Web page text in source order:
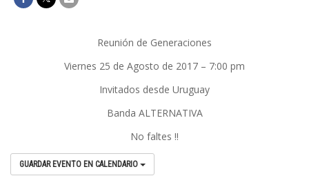
Reunión de Generaciones
Viernes 25 de Agosto de 2017 – 7:00 pm
Invitados desde Uruguay
Banda ALTERNATIVA
No faltes !!
GUARDAR EVENTO EN CALENDARIO